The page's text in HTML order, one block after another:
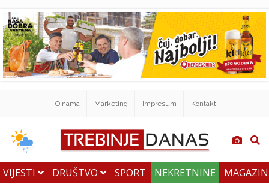
O nama Marketing Impresum Kontakt
VIJESTI DRUŠTVO SPORT NEKRETNINE